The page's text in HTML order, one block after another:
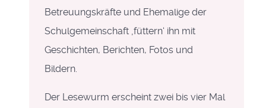
Betreuungskräfte und Ehemalige der
Schulgemeinschaft ‚füttern‘ ihn mit
Geschichten, Berichten, Fotos und
Bildern.
Der Lesewurm erscheint zwei bis vier Mal